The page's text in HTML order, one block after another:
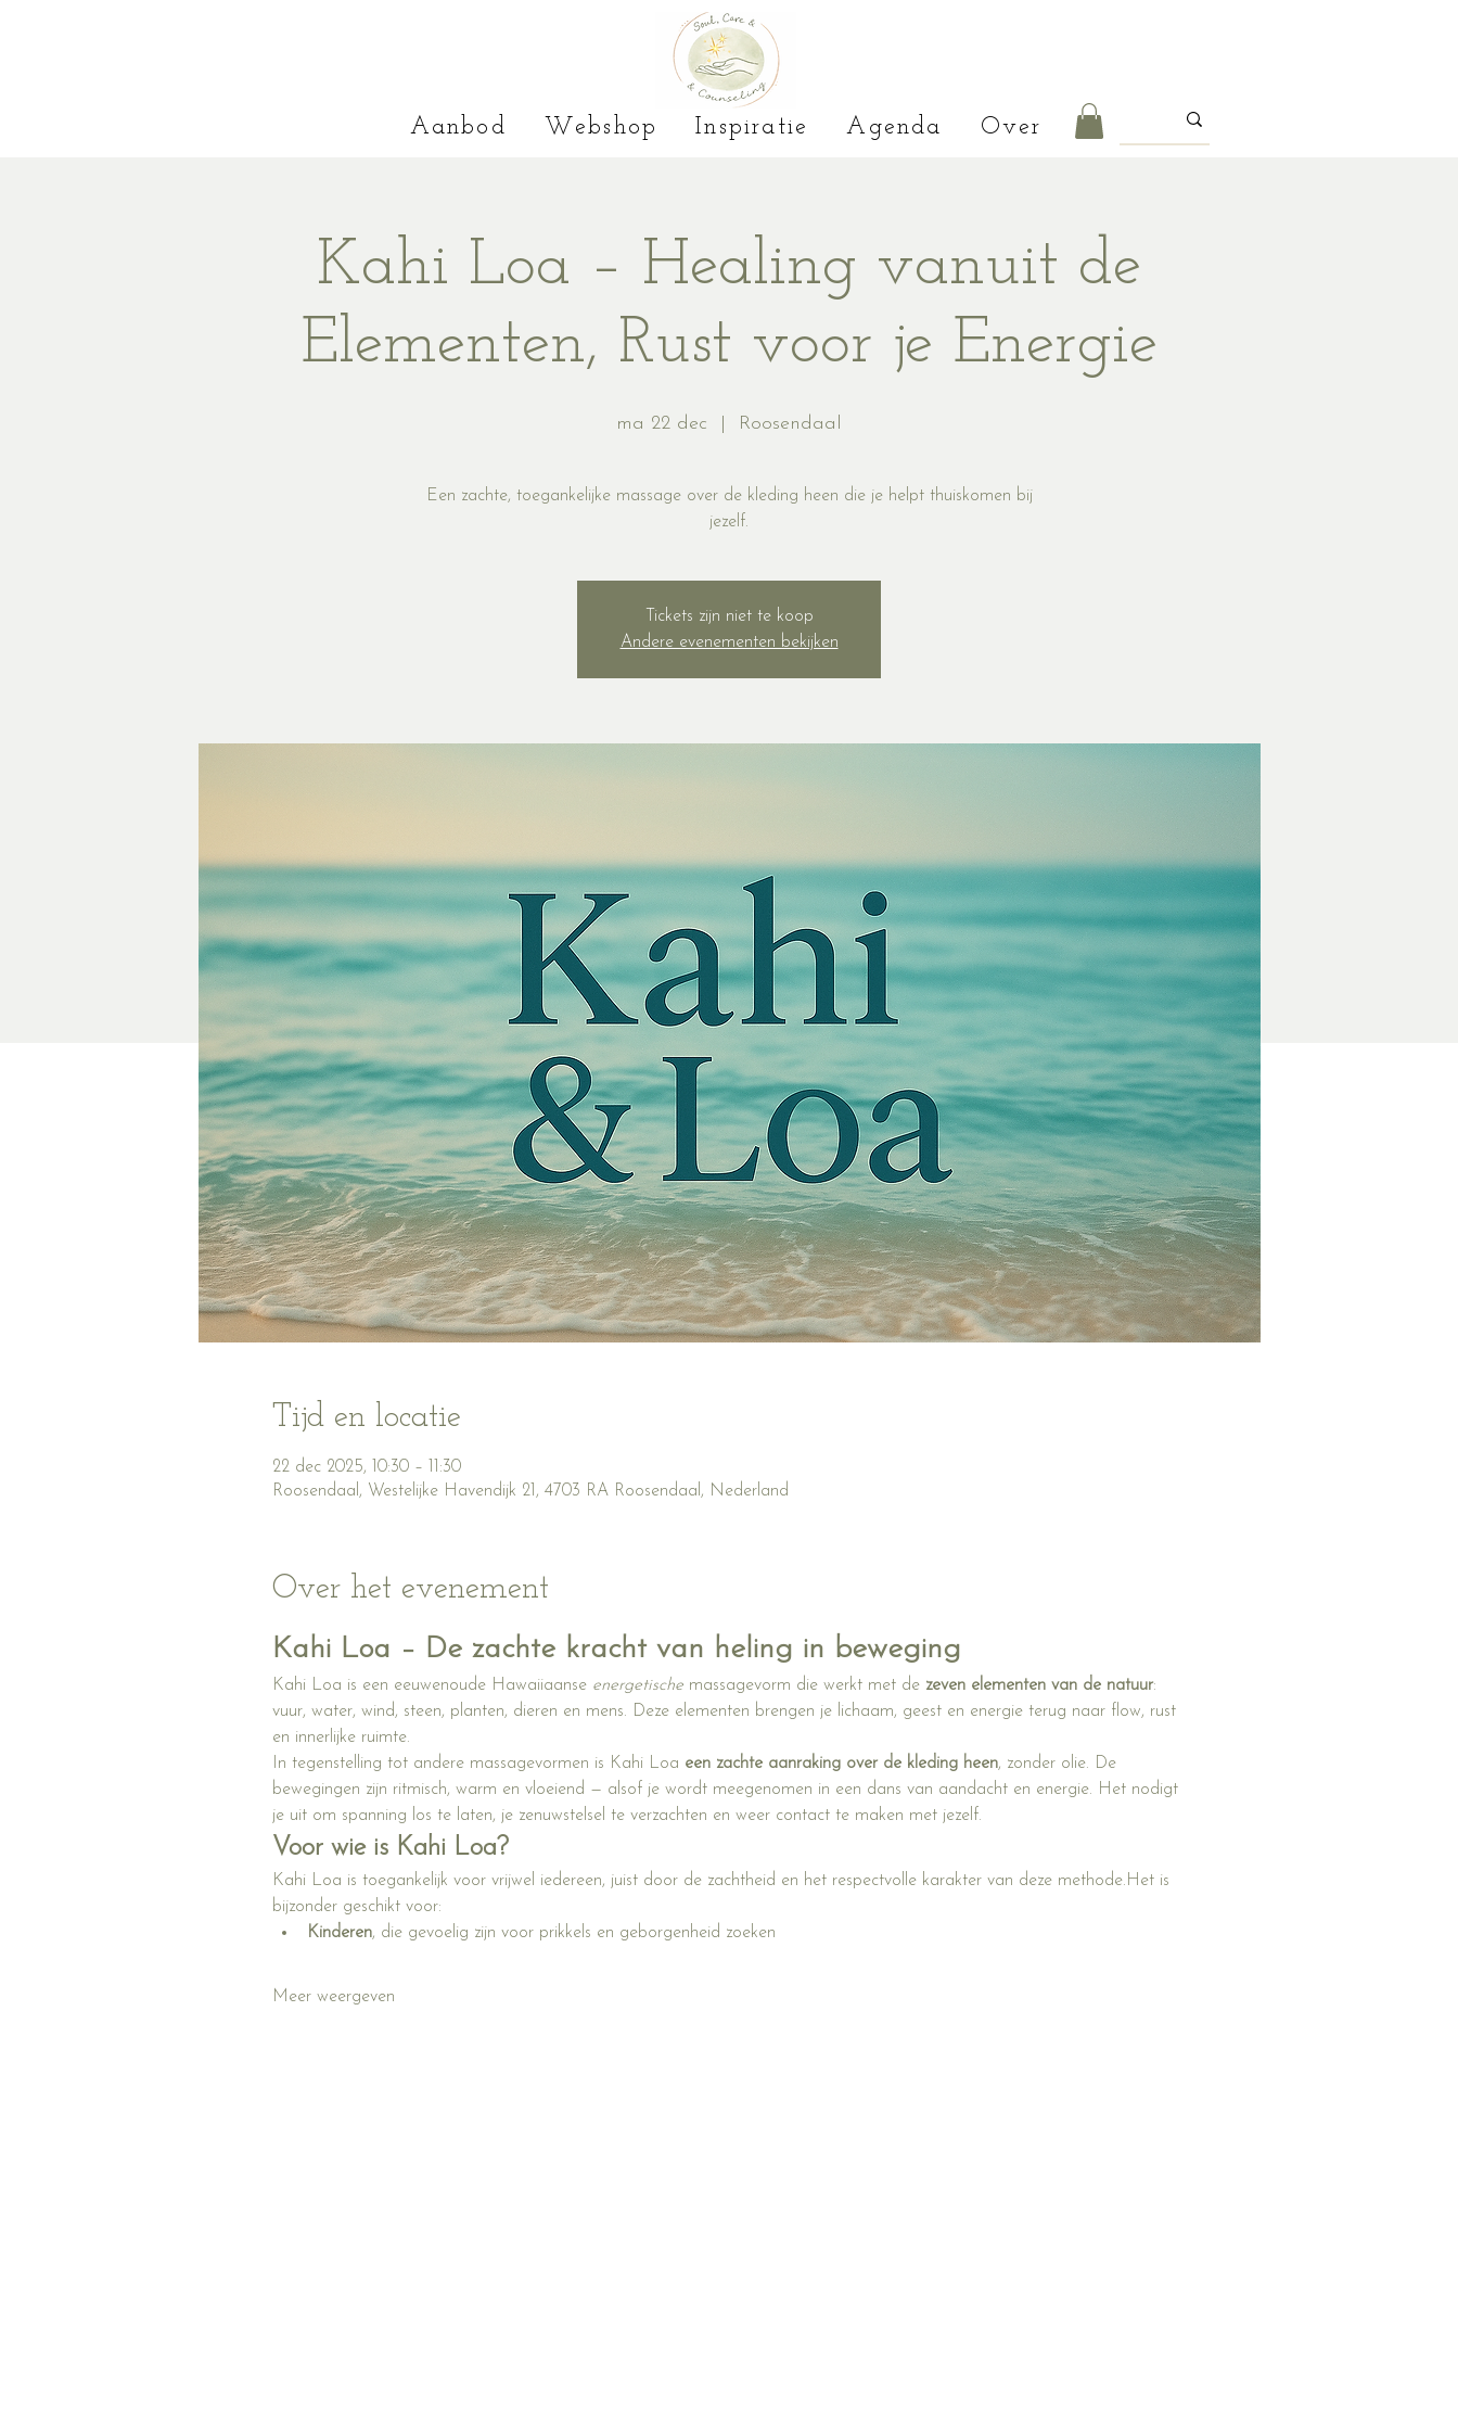
Aanbod Webshop Inspiratie Agenda Over
Kahi Loa – Healing vanuit de
Elementen, Rust voor je Energie
ma 22 dec Roosendaal
Een zachte, toegankelijke massage over de kleding heen die je helpt thuiskomen bij
jezelf.
Tickets zijn niet te koop
Andere evenementen bekijken
Tijd en locatie
22 dec 2025, 10:30 – 11:30
Roosendaal, Westelijke Havendijk 21, 4703 RA Roosendaal, Nederland
Over het evenement
Kahi Loa – De zachte kracht van heling in beweging
Kahi Loa is een eeuwenoude Hawaiiaanse energetische massagevorm die werkt met de zeven elementen van de natuur:
vuur, water, wind, steen, planten, dieren en mens. Deze elementen brengen je lichaam, geest en energie terug naar flow, rust
en innerlijke ruimte.
In tegenstelling tot andere massagevormen is Kahi Loa een zachte aanraking over de kleding heen, zonder olie. De
bewegingen zijn ritmisch, warm en vloeiend — alsof je wordt meegenomen in een dans van aandacht en energie. Het nodigt
je uit om spanning los te laten, je zenuwstelsel te verzachten en weer contact te maken met jezelf.
Voor wie is Kahi Loa?
Kahi Loa is toegankelijk voor vrijwel iedereen, juist door de zachtheid en het respectvolle karakter van deze methode.Het is
bijzonder geschikt voor:
Kinderen, die gevoelig zijn voor prikkels en geborgenheid zoeken
Meer weergeven